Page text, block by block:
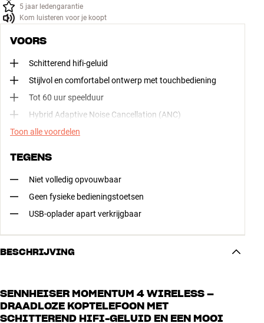
5 jaar ledengarantie
Kom luisteren voor je koopt
VOORS
Schitterend hifi-geluid
Stijlvol en comfortabel ontwerp met touchbediening
Tot 60 uur speelduur
Hybrid Adaptive Noise Cancellation (ANC)
Toon alle voordelen
TEGENS
Niet volledig opvouwbaar
Geen fysieke bedieningstoetsen
USB-oplader apart verkrijgbaar
BESCHRIJVING
SENNHEISER MOMENTUM 4 WIRELESS –
DRAADLOZE KOPTELEFOON MET
SCHITTEREND HIFI-GELUID EN EEN MOOI